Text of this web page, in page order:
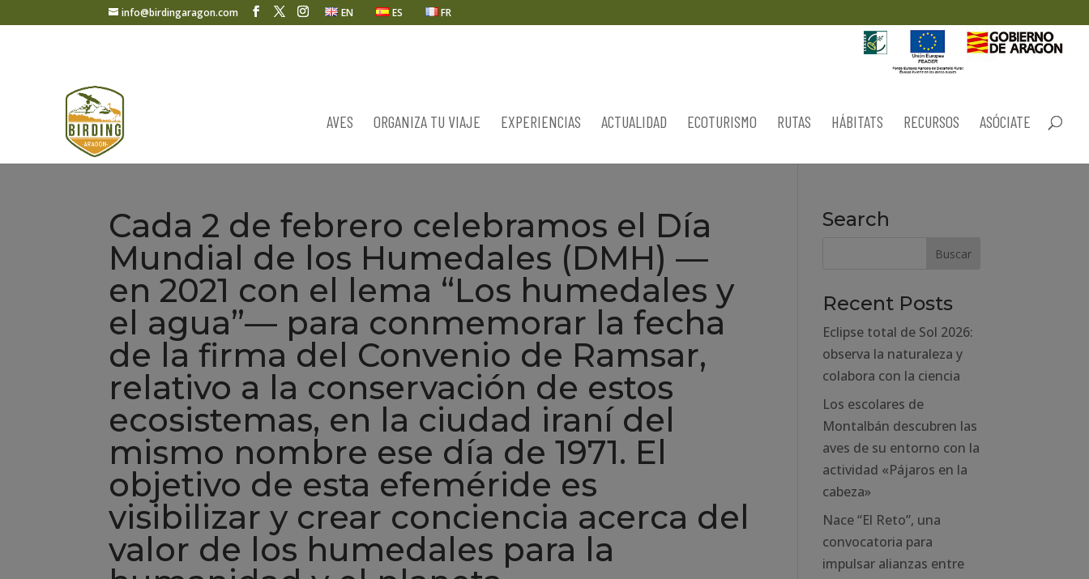
info@birdingaragon.com EN ES FR
AVES ORGANIZA TU VIAJE EXPERIENCIAS ACTUALIDAD ECOTURISMO RUTAS HÁBITATS RECURSOS ASÓCIATE
Cada 2 de febrero celebramos el Día
Mundial de los Humedales (DMH) —
en 2021 con el lema “Los humedales y
el agua”— para conmemorar la fecha
de la firma del Convenio de Ramsar,
relativo a la conservación de estos
ecosistemas, en la ciudad iraní del
mismo nombre ese día de 1971. El
objetivo de esta efeméride es
visibilizar y crear conciencia acerca del
valor de los humedales para la
Search
Recent Posts
Eclipse total de Sol 2026:
observa la naturaleza y
colabora con la ciencia
Los escolares de
Montalbán descubren las
aves de su entorno con la
actividad «Pájaros en la
cabeza»
Nace “El Reto”, una
convocatoria para
impulsar alianzas entre